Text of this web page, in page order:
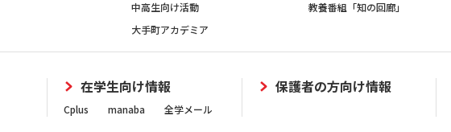
中高生向け活動
教養番組「知の回廊」
大手町アカデミア
在学生向け情報
Cplus manaba 全学メール
保護者の方向け情報